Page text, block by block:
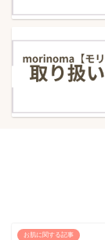
お肌に関する記事